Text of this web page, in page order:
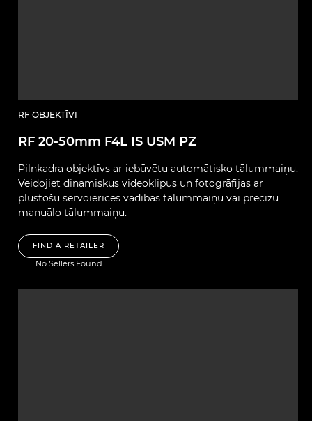
RF OBJEKTĪVI
RF 20-50mm F4L IS USM PZ
Pilnkadra objektīvs ar iebūvētu automātisko tālummaiņu.
Veidojiet dinamiskus videoklipus un fotogrāfijas ar
plūstošu servoierīces vadības tālummaiņu vai precīzu
manuālo tālummaiņu.
FIND A RETAILER
No Sellers Found